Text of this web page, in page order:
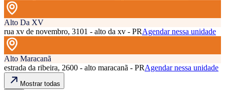
Alto Da XV
rua xv de novembro, 3101 - alto da xv - PRAgendar nessa unidade
Alto Maracanã
estrada da ribeira, 2600 - alto maracanã - PRAgendar nessa unidade
Mostrar todas